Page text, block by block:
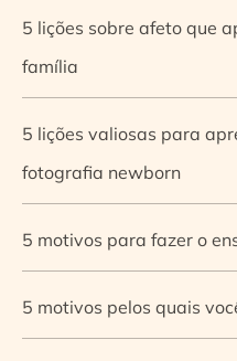
5 lições sobre afeto que
família
5 lições valiosas para
fotografia newborn
5 motivos para fazer o
5 motivos pelos quais